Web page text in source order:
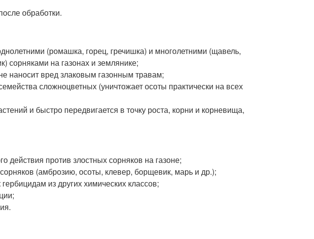
обработки.
(ромашка, горец, гречишка) и многолетними (щавель,
сорняками на газонах и землянике;
наносит вред злаковым газонным травам;
сложноцветных (уничтожает осоты практически на всех
и быстро передвигается в точку роста, корни и корневища,
действия против злостных сорняков на газоне;
(амброзию, осоты, клевер, борщевик, марь и др.);
из других химических классов;